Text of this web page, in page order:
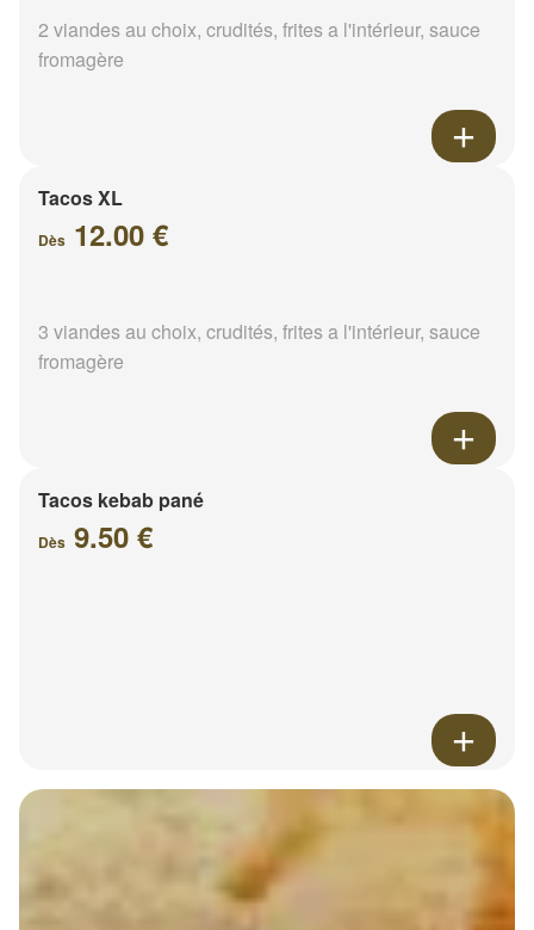
2 viandes au choix, crudités, frites a l'intérieur, sauce
fromagère
Tacos XL
Dès 12.00 €
3 viandes au choix, crudités, frites a l'intérieur, sauce
fromagère
Tacos kebab pané
Dès 9.50 €